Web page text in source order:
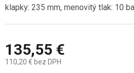
135,55 €
110,20 € bez DPH
klapky: 235 mm, menovitý tlak: 10